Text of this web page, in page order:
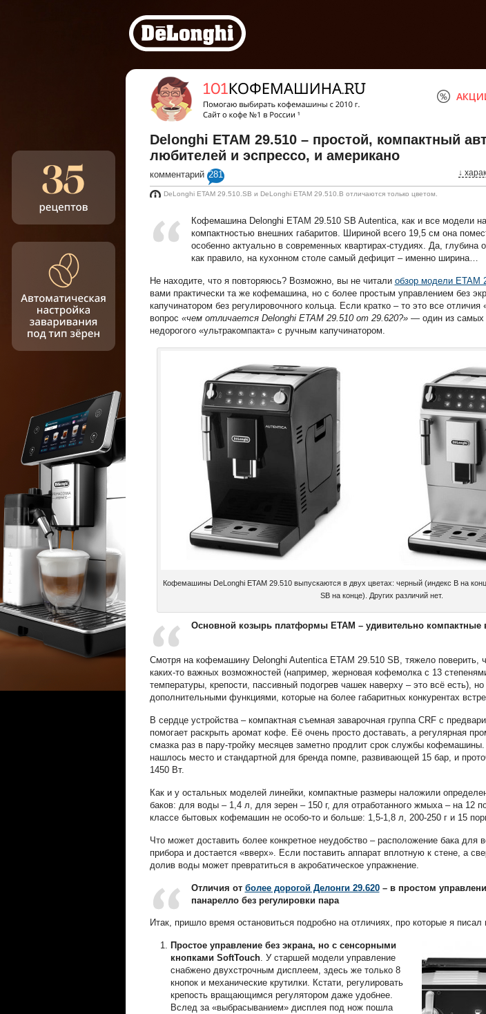
Delonghi ETAM 29.510 – простой, компактный
любителей и эспрессо, и американо
комментарий 281 ↓
DeLonghi ETAM 29.510.SB и DeLonghi ETAM 29.510.B отличаются только цветом.
Кофемашина Delonghi ETAM 29.510 SB Autentica, как и все модели
компактностью внешних габаритов. Шириной всего 19,5 см она
особенно актуально в современных квартирах-студиях. Да, глубина
как правило, на кухонном столе самый дефицит – именно ширина…
Не находите, что я повторяюсь? Возможно, вы не читали обзор модели ETAM
вами практически та же кофемашина, но с более простым управлением без
капучинатором без регулировочного кольца. Если кратко – то это все отличия
вопрос «чем отличается Delonghi ETAM 29.510 от 29.620?»— один из самых
недорогого «ультракомпакта» с ручным капучинатором.
Кофемашины DeLonghi ETAM 29.510 выпускаются в двух цветах: черный (индекс B на
SB на конце). Других различий нет.
Основной козырь платформы ЕТАМ – удивительно компактные
Смотря на кофемашину Delonghi Autentica ETAM 29.510 SB, тяжело поверить,
каких-то важных возможностей (например, жерновая кофемолка с 13
температуры, крепости, пассивный подогрев чашек наверху – это всё есть),
дополнительными функциями, которые на более габаритных конкурентах
В сердце устройства – компактная съемная заварочная группа CRF с
помогает раскрыть аромат кофе. Её очень просто доставать, а регулярная
смазка раз в пару-тройку месяцев заметно продлит срок службы
нашлось место и стандартной для бренда помпе, развивающей 15 бар, и
1450 Вт.
Как и у остальных моделей линейки, компактные размеры наложили
баков: для воды – 1,4 л, для зерен – 150 г, для отработанного жмыха – на 12
классе бытовых кофемашин не особо-то и больше: 1,5-1,8 л, 200-250 г и 15
Что может доставить более конкретное неудобство – расположение бака для
прибора и достается «вверх». Если поставить аппарат вплотную к стене, а
долив воды может превратиться в акробатическое упражнение.
Отличия от более дорогой Делонги 29.620– в простом
панарелло без регулировки пара
Итак, пришло время остановиться подробно на отличиях, про которые я писал
Простое управление без экрана, но с сенсорными
кнопками SoftTouch. У старшей модели управление
снабжено двухстрочным дисплеем, здесь же только 8
кнопок и механические крутилки. Кстати, регулировать
крепость вращающимся регулятором даже удобнее.
Вслед за «выбрасыванием» дисплея под нож пошла